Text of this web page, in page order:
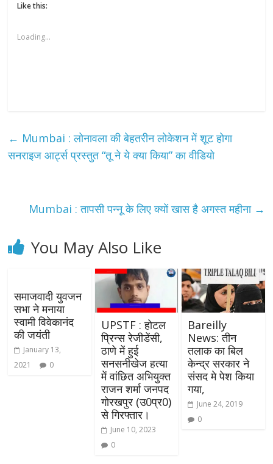
Like this:
Loading...
← Mumbai : लोनावला की बेहतरीन लोकेशन में शूट होगा
सनराइज आर्ट्स प्रस्तुत “तू ने ये क्या किया” का वीडियो
Mumbai : तापसी पन्नू के लिए क्यों खास है अगस्त महीना →
You May Also Like
समाजवादी युवजन
सभा ने मनाया
स्वामी विवेकानंद
की जयंती
January 13,
2021
0
UPSTF : होटल
प्रिन्स रेजीडेंसी,
ठाणे में हुई
सनसनीखेज हत्या
में वांछित अभियुक्त
राजन शर्मा जनपद
गोरखपुर (उ0प्र0)
से गिरफ्तार।
June 10, 2023
0
Bareilly
News: तीन
तलाक का बिल
केन्द्र सरकार ने
संसद मे पेश किया
गया,
June 24, 2019
0